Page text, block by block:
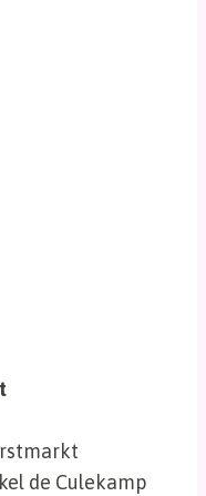
de Culekamp